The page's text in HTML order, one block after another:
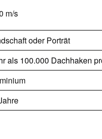
m/s
oder Porträt
als 100.000 Dachhaken